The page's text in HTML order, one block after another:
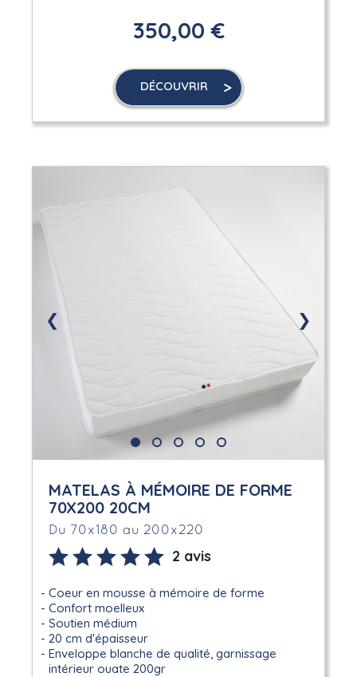
350,00 €
DÉCOUVRIR
❮ ❯
MATELAS À MÉMOIRE DE FORME
70X200 20CM
Du 70x180 au 200x220
2 avis
Coeur en mousse à mémoire de forme
Confort moelleux
Soutien médium
20 cm d'épaisseur
Enveloppe blanche de qualité, garnissage
intérieur ouate 200gr